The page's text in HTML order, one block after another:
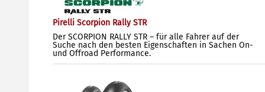
Pirelli Scorpion Rally STR
Der SCORPION RALLY STR – für alle Fahrer auf der
Suche nach den besten Eigenschaften in Sachen On-
und Offroad Performance.